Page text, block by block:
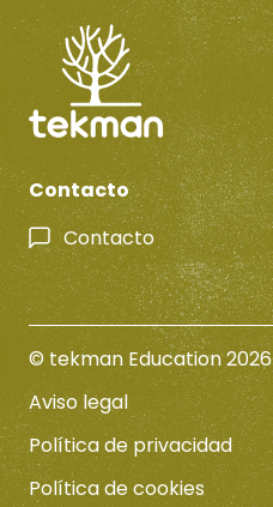
Contacto
Contacto
© tekman Education 2026
Aviso legal
Política de privacidad
Política de cookies